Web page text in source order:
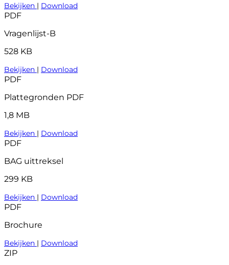
Bekijken | Download
PDF
Vragenlijst-B
528 KB
Bekijken | Download
PDF
Plattegronden PDF
1,8 MB
Bekijken | Download
PDF
BAG uittreksel
299 KB
Bekijken | Download
PDF
Brochure
Bekijken | Download
ZIP